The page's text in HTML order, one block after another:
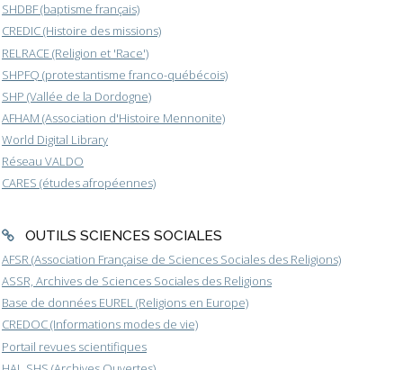
SHDBF (baptisme français)
CREDIC (Histoire des missions)
RELRACE (Religion et 'Race')
SHPFQ (protestantisme franco-québécois)
SHP (Vallée de la Dordogne)
AFHAM (Association d'Histoire Mennonite)
World Digital Library
Réseau VALDO
CARES (études afropéennes)
OUTILS SCIENCES SOCIALES
AFSR (Association Française de Sciences Sociales des Religions)
ASSR, Archives de Sciences Sociales des Religions
Base de données EUREL (Religions en Europe)
CREDOC (Informations modes de vie)
Portail revues scientifiques